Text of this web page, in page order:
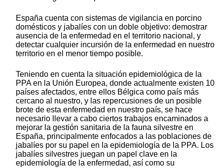
España cuenta con sistemas de vigilancia en porcino
domésticos y jabalíes con un doble objetivo: demostrar
ausencia de la enfermedad en el territorio nacional, y
detectar cualquier incursión de la enfermedad en nuestro
territorio en el menor tiempo posible.
Teniendo en cuenta la situación epidemiológica de la
PPA en la Unión Europea, donde actualmente existen 10
países afectados, entre ellos Bélgica como país más
cercano al nuestro, y las repercusiones de un posible
brote de esta enfermedad en nuestro país, se hace
necesario llevar a cabo ciertos trabajos encaminados a
mejorar la gestión sanitaria de la fauna silvestre en
España, principalmente enfocados a las poblaciones de
jabalíes por su papel en la epidemiología de la PPA. Los
jabalíes silvestres juegan un papel clave en la
epidemiología de la enfermedad, así como su